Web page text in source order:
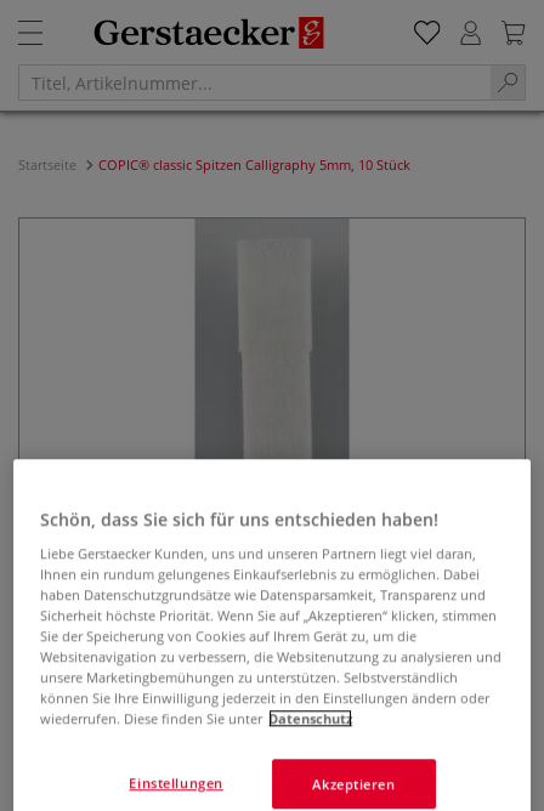
Startseite COPIC® classic Spitzen Calligraphy 5mm, 10 Stück
COPIC® classic Spitzen
Calligraphy 5mm, 10 Stück
Schön, dass Sie sich für uns entschieden haben!
Liebe Gerstaecker Kunden, uns und unseren Partnern liegt viel daran,
Ihnen ein rundum gelungenes Einkaufserlebnis zu ermöglichen. Dabei
haben Datenschutzgrundsätze wie Datensparsamkeit, Transparenz und
Sicherheit höchste Priorität. Wenn Sie auf „Akzeptieren“ klicken, stimmen
Sie der Speicherung von Cookies auf Ihrem Gerät zu, um die
Websitenavigation zu verbessern, die Websitenutzung zu analysieren und
unsere Marketingbemühungen zu unterstützen. Selbstverständlich
können Sie Ihre Einwilligung jederzeit in den Einstellungen ändern oder
wiederrufen. Diese finden Sie unter Datenschutz
Akzeptieren
Einstellungen